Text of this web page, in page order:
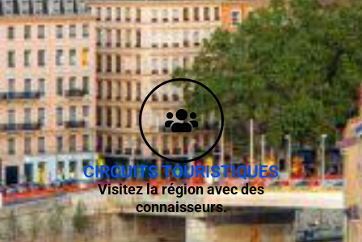
CIRCUITS TOURISTIQUES
Visitez la région avec des
connaisseurs.